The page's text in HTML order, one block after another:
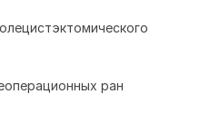
ран